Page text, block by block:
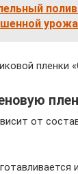
пленки
от